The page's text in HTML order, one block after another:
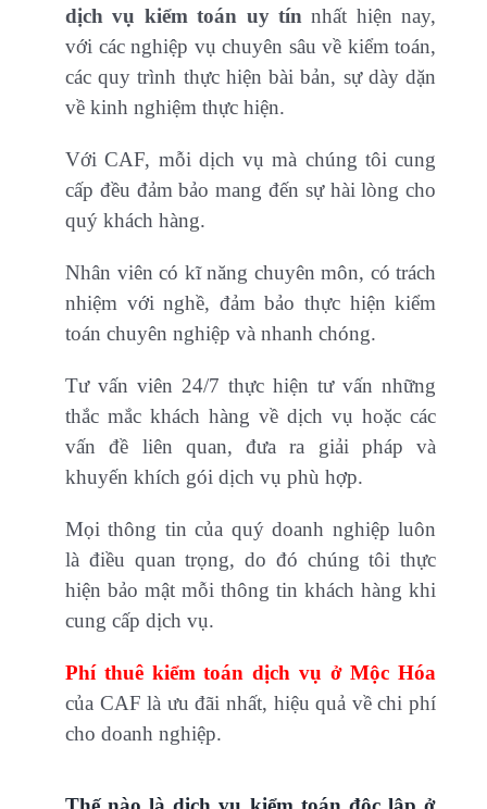
dịch vụ kiểm toán uy tín nhất hiện nay,
với các nghiệp vụ chuyên sâu về kiểm toán,
các quy trình thực hiện bài bản, sự dày dặn
về kinh nghiệm thực hiện.
Với CAF, mỗi dịch vụ mà chúng tôi cung
cấp đều đảm bảo mang đến sự hài lòng cho
quý khách hàng.
Nhân viên có kĩ năng chuyên môn, có trách
nhiệm với nghề, đảm bảo thực hiện kiểm
toán chuyên nghiệp và nhanh chóng.
Tư vấn viên 24/7 thực hiện tư vấn những
thắc mắc khách hàng về dịch vụ hoặc các
vấn đề liên quan, đưa ra giải pháp và
khuyến khích gói dịch vụ phù hợp.
Mọi thông tin của quý doanh nghiệp luôn
là điều quan trọng, do đó chúng tôi thực
hiện bảo mật mỗi thông tin khách hàng khi
cung cấp dịch vụ.
Phí thuê kiểm toán dịch vụ ở Mộc Hóa
của CAF là ưu đãi nhất, hiệu quả về chi phí
cho doanh nghiệp.